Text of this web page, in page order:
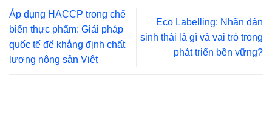
Áp dụng HACCP trong chế
biến thực phẩm: Giải pháp
quốc tế để khẳng định chất
lượng nông sản Việt
Eco Labelling: Nhãn dán
sinh thái là gì và vai trò trong
phát triển bền vững?